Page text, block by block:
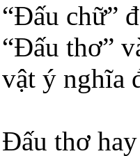
“Đấu chữ”
“Đấu thơ”
vật ý nghĩa
Đấu thơ